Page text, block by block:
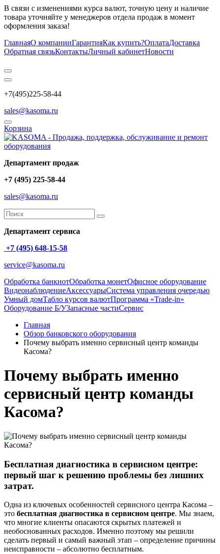
В связи с изменениями курса валют, точную цену и наличие
товара уточняйте у менеджеров отдела продаж в момент
оформления заказа!
ГлавнаяО компанииГарантияКак купить?ОплатаДоставка
Обратная связьКонтактыЛичный кабинетНовости
+7(495)225-58-44
sales@kasoma.ru
Корзина
Департамент продаж
+7 (495) 225-58-44
sales@kasoma.ru
Департамент сервиса
+7 (495) 648-15-58
service@kasoma.ru
Обработка банкнотОбработка монетОфисное оборудование
ВидеонаблюдениеАксессуарыСистема управления очередью
Умный домТабло курсов валютПрограмма «Trade-in»
Оборудование Б/УЗапасные частиСервис
Главная
Обзор банковского оборудования
Почему выбрать именно сервисный центр команды
Касома?
Почему выбрать именно
сервисный центр команды
Касома?
Бесплатная диагностика в сервисном центре:
первый шаг к решению проблемы без лишних
затрат.
Одна из ключевых особенностей сервисного центра Касома –
это бесплатная диагностика в сервисном центре. Мы знаем,
что многие клиенты опасаются скрытых платежей и
необоснованных расходов. Именно поэтому мы решили
сделать первый и самый важный этап – определение причины
неисправности – абсолютно бесплатным.